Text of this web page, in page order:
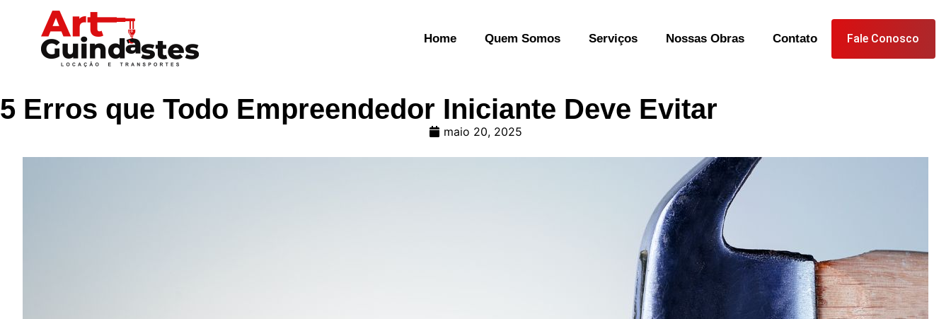
Home Quem Somos Serviços Nossas Obras Contato Fale Conosco
5 Erros que Todo Empreendedor Iniciante Deve Evitar
maio 20, 2025